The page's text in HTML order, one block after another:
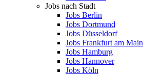
Jobs nach Stadt
Jobs Berlin
Jobs Dortmund
Jobs Düsseldorf
Jobs Frankfurt am Main
Jobs Hamburg
Jobs Hannover
Jobs Köln